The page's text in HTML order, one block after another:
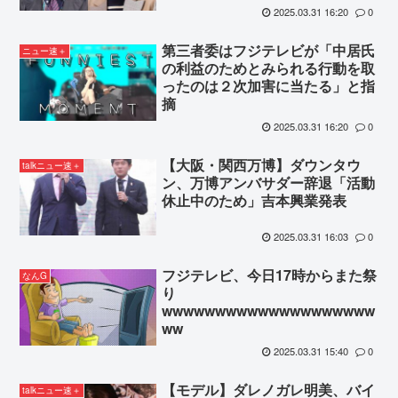
2025.03.31 16:20 0
ニュー速＋
第三者委はフジテレビが「中居氏
の利益のためとみられる行動を取
ったのは２次加害に当たる」と指
摘
2025.03.31 16:20 0
talkニュー速＋
【大阪・関西万博】ダウンタウ
ン、万博アンバサダー辞退「活動
休止中のため」吉本興業発表
2025.03.31 16:03 0
なんG
フジテレビ、今日17時からまた祭
り
wwwwwwwwwwwwwwwwwwww
ww
2025.03.31 15:40 0
talkニュー速＋
【モデル】ダレノガレ明美、バイ